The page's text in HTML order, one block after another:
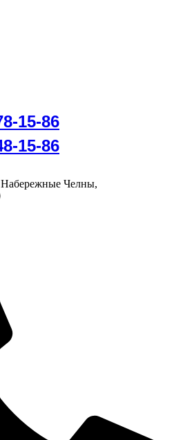
15-86
15-86
Набережные Челны,